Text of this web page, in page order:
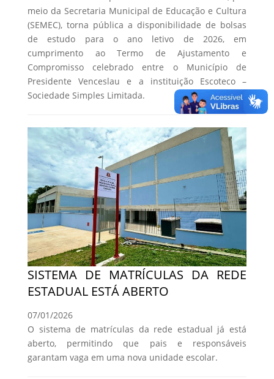
meio da Secretaria Municipal de Educação e Cultura
(SEMEC), torna pública a disponibilidade de bolsas
de estudo para o ano letivo de 2026, em
cumprimento ao Termo de Ajustamento e
Compromisso celebrado entre o Município de
Presidente Venceslau e a instituição Escoteco –
Sociedade Simples Limitada.
SISTEMA DE MATRÍCULAS DA REDE
ESTADUAL ESTÁ ABERTO
07/01/2026
O sistema de matrículas da rede estadual já está
aberto, permitindo que pais e responsáveis
garantam vaga em uma nova unidade escolar.